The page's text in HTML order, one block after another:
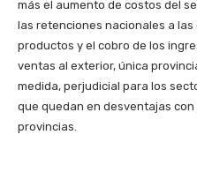
más el aumento de costos del
las retenciones nacionales a
productos y el cobro de los
ventas al exterior, única
medida, perjudicial para los
que quedan en desventajas
provincias.